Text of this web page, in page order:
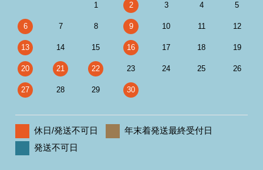
1 2 3 4 5
6 7 8 9 10 11 12
13 14 15 16 17 18 19
20 21 22 23 24 25 26
27 28 29 30
休日/発送不可日
年末着発送最終受付日
発送不可日